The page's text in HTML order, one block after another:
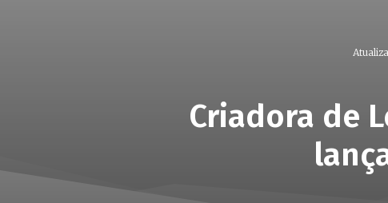
Criadora de